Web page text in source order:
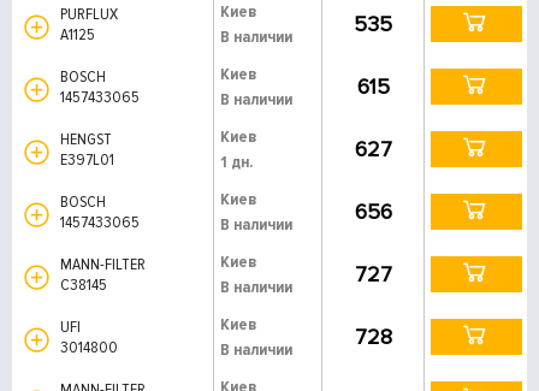
PURFLUX
A1125
Киев
В наличии
535
BOSCH
1457433065
Киев
В наличии
615
HENGST
E397L01
Киев
1 дн.
627
BOSCH
1457433065
Киев
В наличии
656
MANN-FILTER
C38145
Киев
В наличии
727
UFI
3014800
Киев
В наличии
728